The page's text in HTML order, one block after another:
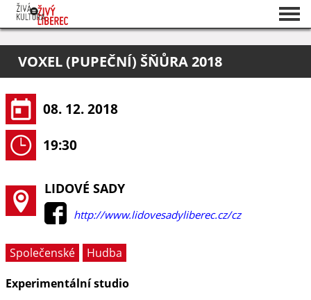
O projektu
Pořadatelé
VOXEL (PUPEČNÍ) ŠŇŮRA 2018
08. 12. 2018
19:30
LIDOVÉ SADY
http://www.lidovesadyliberec.cz/cz
Společenské
Hudba
Experimentální studio